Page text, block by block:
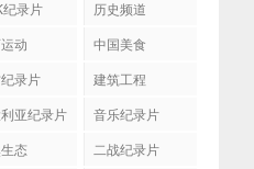
纪录片
历史频道
动
中国美食
录片
建筑工程
亚纪录片
音乐纪录片
态
二战纪录片